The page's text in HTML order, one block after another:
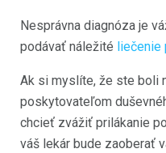
Nesprávna diagnóza je
podávať náležité liečenie
Ak si myslíte, že ste boli
poskytovateľom
chcieť zvážiť prilákanie
váš lekár bude zaoberať